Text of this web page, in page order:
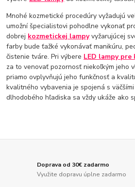
Mnohé kozmetické procedúry vyžadujú
umožní špecialistovi pohodlne vykonať
dobrej kozmetickej lampyvyžarujúcej
farby bude ťažké vykonávať manikúru,
čistenie tváre. Pri výbere LED lampy
za to venovať pozornosť niekoľkým jeho
priamo ovplyvňujú jeho funkčnosť a
kvalitného vybavenia je spojená s
dlhodobého hľadiska sa vždy ukáže ako
Doprava od 30€ zadarmo
Využite dopravu úplne zadarmo